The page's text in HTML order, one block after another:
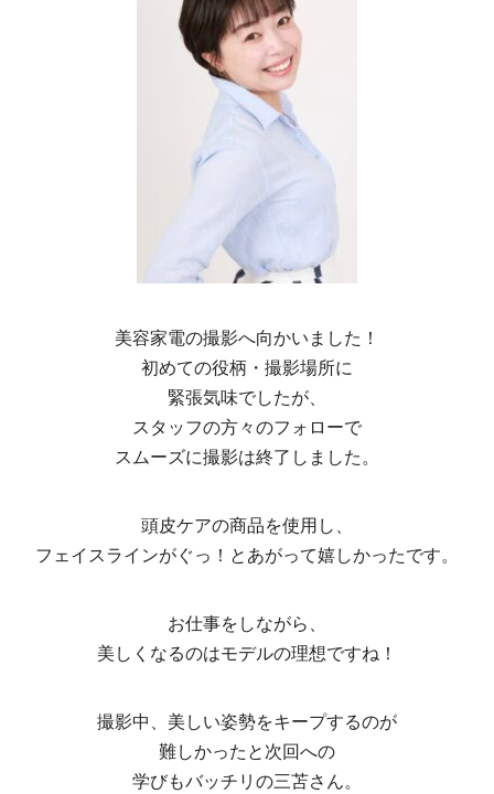
美容家電の撮影へ向かいました！
初めての役柄・撮影場所に
緊張気味でしたが、
スタッフの方々のフォローで
スムーズに撮影は終了しました。
頭皮ケアの商品を使用し、
フェイスラインがぐっ！とあがって嬉しかったです。
お仕事をしながら、
美しくなるのはモデルの理想ですね！
撮影中、美しい姿勢をキープするのが
難しかったと次回への
学びもバッチリの三苫さん。